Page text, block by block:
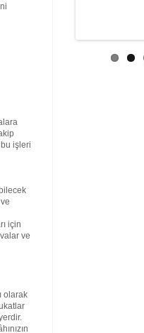
işleri
için
ve
olarak